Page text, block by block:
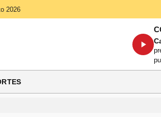
2026